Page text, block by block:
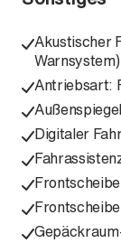
Akustischer
Warnsystem)
Antriebsart:
Digitaler